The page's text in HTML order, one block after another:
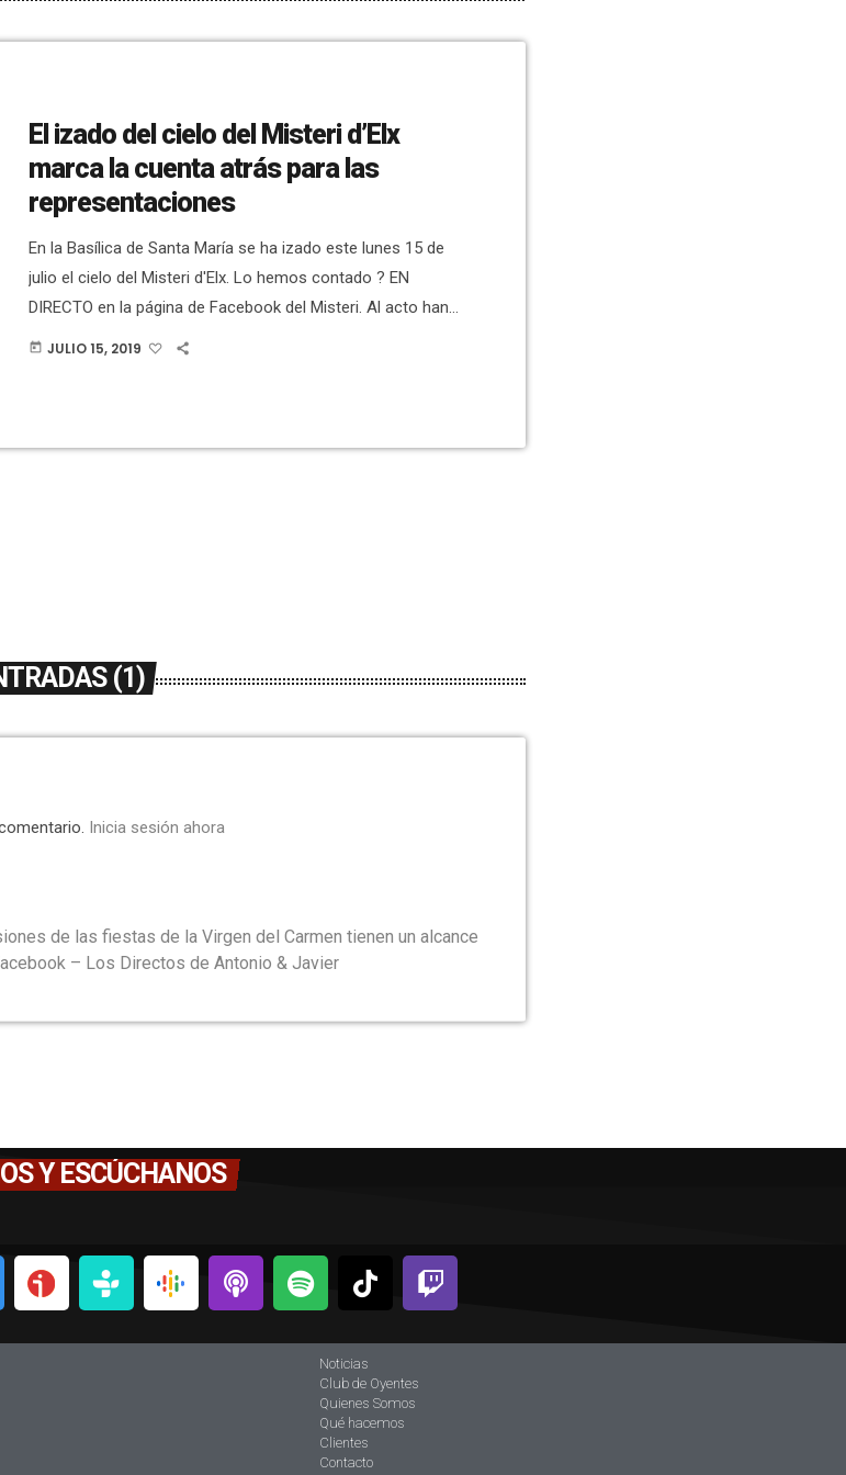
El izado del cielo del Misteri d’Elx
marca la cuenta atrás para las
representaciones
En la Basílica de Santa María se ha izado este lunes 15 de
julio el cielo del Misteri d'Elx. Lo hemos contado ? EN
DIRECTO en la página de Facebook del Misteri. Al acto han
asistido miembros del Patronato, así como del Ajuntament
today JULIO 15, 2019
(1)
Inicia sesión ahora
de las fiestas de la Virgen del Carmen tienen un alcance
– Los Directos de Antonio & Javier
Y ESCÚCHANOS
Noticias
Club de Oyentes
Quienes Somos
Qué hacemos
Clientes
Contacto